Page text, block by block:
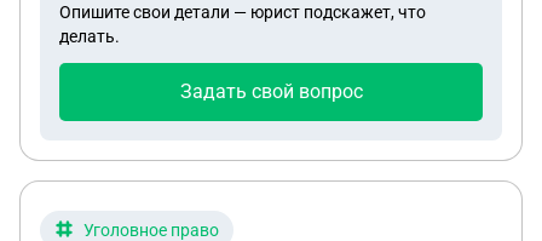
Опишите свои детали — юрист подскажет, что
делать.
Задать свой вопрос
Уголовное право